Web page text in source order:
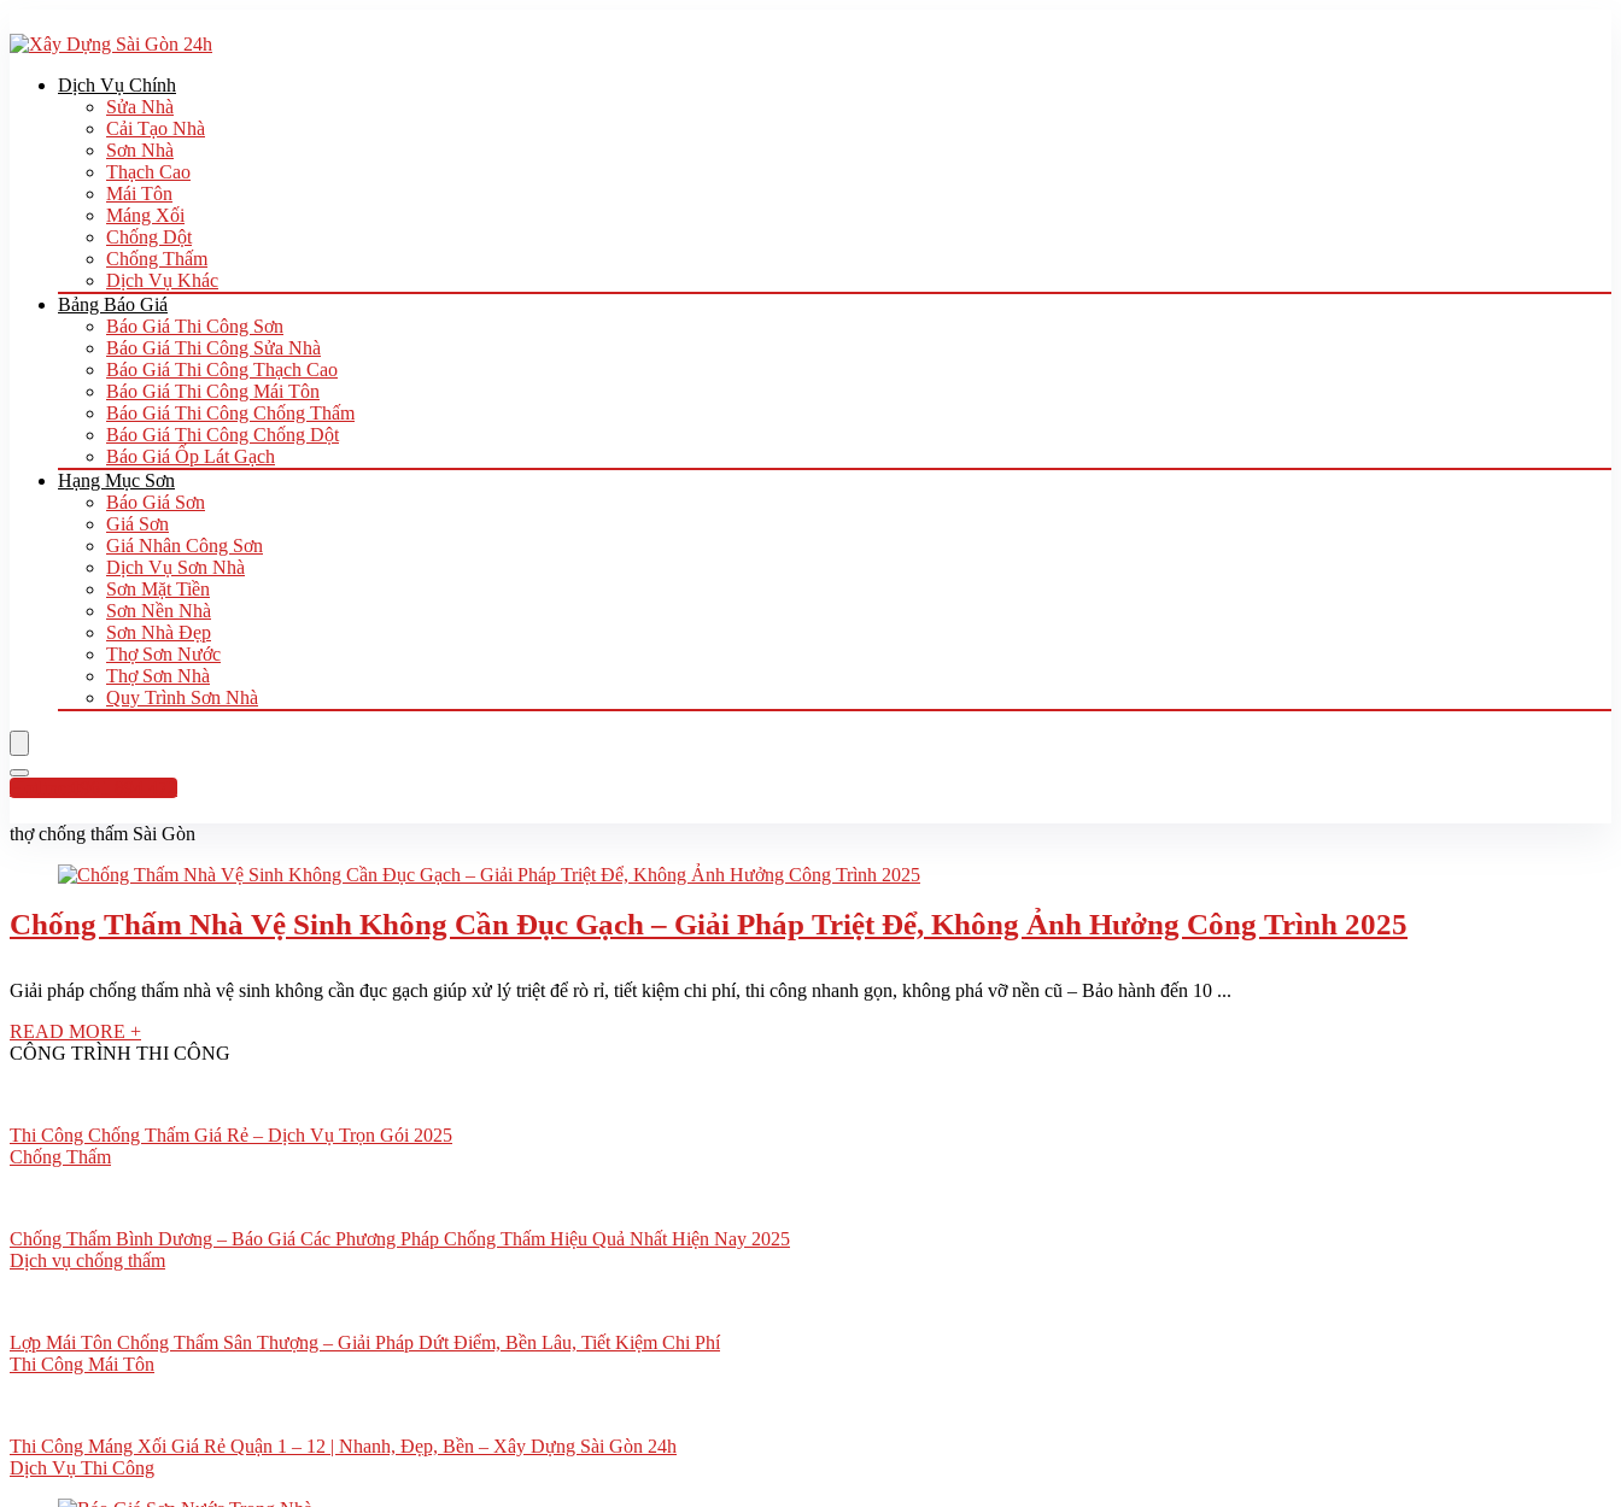
Dịch Vụ Chính
Sửa Nhà
Cải Tạo Nhà
Sơn Nhà
Thạch Cao
Mái Tôn
Máng Xối
Chống Dột
Chống Thấm
Dịch Vụ Khác
Bảng Báo Giá
Báo Giá Thi Công Sơn
Báo Giá Thi Công Sửa Nhà
Báo Giá Thi Công Thạch Cao
Báo Giá Thi Công Mái Tôn
Báo Giá Thi Công Chống Thấm
Báo Giá Thi Công Chống Dột
Báo Giá Ốp Lát Gạch
Hạng Mục Sơn
Báo Giá Sơn
Giá Sơn
Giá Nhân Công Sơn
Dịch Vụ Sơn Nhà
Sơn Mặt Tiền
Sơn Nền Nhà
Sơn Nhà Đẹp
Thợ Sơn Nước
Thợ Sơn Nhà
Quy Trình Sơn Nhà
Hotline:0961 894 472
thợ chống thấm Sài Gòn
Chống Thấm Nhà Vệ Sinh Không Cần Đục Gạch – Giải Pháp Triệt Để, Không Ảnh Hưởng Công Trình 2025
Giải pháp chống thấm nhà vệ sinh không cần đục gạch giúp xử lý triệt để rò rỉ, tiết kiệm chi phí, thi công nhanh gọn, không phá vỡ nền cũ – Bảo hành đến 10 ...
READ MORE +
CÔNG TRÌNH THI CÔNG
Thi Công Chống Thấm Giá Rẻ – Dịch Vụ Trọn Gói 2025
Chống Thấm
Chống Thấm Bình Dương – Báo Giá Các Phương Pháp Chống Thấm Hiệu Quả Nhất Hiện Nay 2025
Dịch vụ chống thấm
Lợp Mái Tôn Chống Thấm Sân Thượng – Giải Pháp Dứt Điểm, Bền Lâu, Tiết Kiệm Chi Phí
Thi Công Mái Tôn
Thi Công Máng Xối Giá Rẻ Quận 1 – 12 | Nhanh, Đẹp, Bền – Xây Dựng Sài Gòn 24h
Dịch Vụ Thi Công